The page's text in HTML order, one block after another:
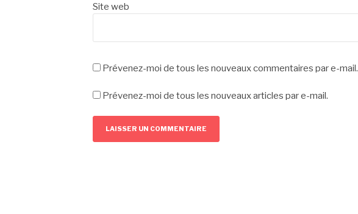
Site web
Prévenez-moi de tous les nouveaux commentaires par e-mail.
Prévenez-moi de tous les nouveaux articles par e-mail.